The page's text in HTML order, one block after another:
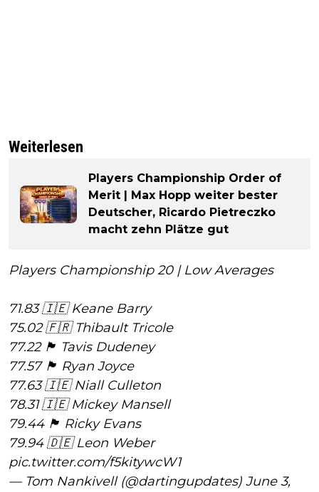
Weiterlesen
Players Championship Order of
Merit | Max Hopp weiter bester
Deutscher, Ricardo Pietreczko
macht zehn Plätze gut
Players Championship 20 | Low Averages
71.83 🇮🇪 Keane Barry
75.02 🇫🇷 Thibault Tricole
77.22 🏴󠁧󠁢󠁥󠁮󠁧󠁿 Tavis Dudeney
77.57 🏴󠁧󠁢󠁥󠁮󠁧󠁿 Ryan Joyce
77.63 🇮🇪 Niall Culleton
78.31 🇮🇪 Mickey Mansell
79.44 🏴󠁧󠁢󠁥󠁮󠁧󠁿 Ricky Evans
79.94 🇩🇪 Leon Weber
pic.twitter.com/f5kitywcW1
— Tom Nankivell (@dartingupdates) June 3,